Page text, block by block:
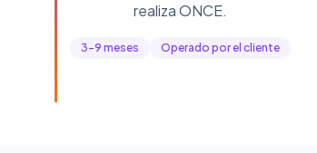
realiza ONCE.
3-9 meses Operado por el cliente